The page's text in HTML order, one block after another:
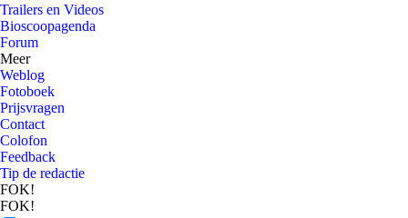
Trailers en Videos
Bioscoopagenda
Forum
Meer
Weblog
Fotoboek
Prijsvragen
Contact
Colofon
Feedback
Tip de redactie
FOK!
FOK!